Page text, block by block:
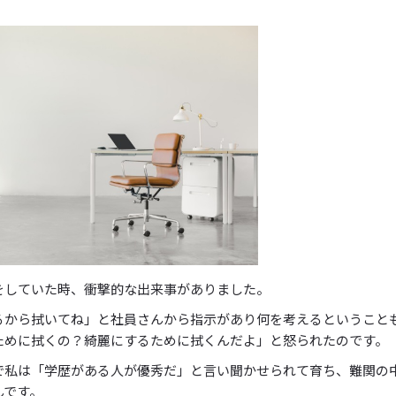
ていた時、衝撃的な出来事がありました。
ら拭いてね」と社員さんから指示があり何を考えるということ
に拭くの？綺麗にするために拭くんだよ」と怒られたのです。
は「学歴がある人が優秀だ」と言い聞かせられて育ち、難関の
す。